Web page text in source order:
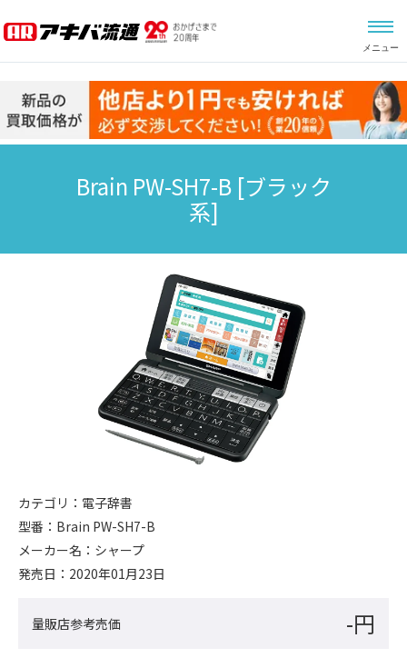
メニュー
Brain PW-SH7-B [ブラック
系]
カテゴリ： 電子辞書
型番： Brain PW-SH7-B
メーカー名： シャープ
発売日： 2020年01月23日
量販店参考売価 -円